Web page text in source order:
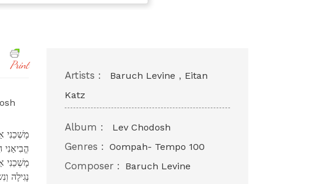
Print
מָשְׁכֵנִי
מָשְׁכֵנִי
נָגִילָה
Artists : Baruch Levine , Eitan
Katz
Album : Lev Chodosh
Genres : Oompah- Tempo 100
Composer : Baruch Levine